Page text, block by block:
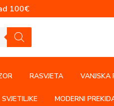
100€
RASVJETA VANJSKA
MODERNI